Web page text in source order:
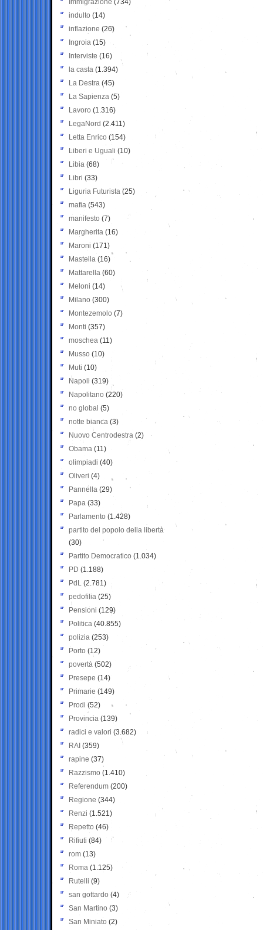
Immigrazione (734)
indulto (14)
inflazione (26)
Ingroia (15)
Interviste (16)
la casta (1.394)
La Destra (45)
La Sapienza (5)
Lavoro (1.316)
LegaNord (2.411)
Letta Enrico (154)
Liberi e Uguali (10)
Libia (68)
Libri (33)
Liguria Futurista (25)
mafia (543)
manifesto (7)
Margherita (16)
Maroni (171)
Mastella (16)
Mattarella (60)
Meloni (14)
Milano (300)
Montezemolo (7)
Monti (357)
moschea (11)
Musso (10)
Muti (10)
Napoli (319)
Napolitano (220)
no global (5)
notte bianca (3)
Nuovo Centrodestra (2)
Obama (11)
olimpiadi (40)
Oliveri (4)
Pannella (29)
Papa (33)
Parlamento (1.428)
partito del popolo della libertà
(30)
Partito Democratico (1.034)
PD (1.188)
PdL (2.781)
pedofilia (25)
Pensioni (129)
Politica (40.855)
polizia (253)
Porto (12)
povertà (502)
Presepe (14)
Primarie (149)
Prodi (52)
Provincia (139)
radici e valori (3.682)
RAI (359)
rapine (37)
Razzismo (1.410)
Referendum (200)
Regione (344)
Renzi (1.521)
Repetto (46)
Rifiuti (84)
rom (13)
Roma (1.125)
Rutelli (9)
san gottardo (4)
San Martino (3)
San Miniato (2)